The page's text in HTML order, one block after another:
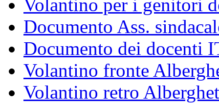
Volantino per i genitori
Documento Ass.
Documento dei docenti
Volantino fronte
Volantino retro